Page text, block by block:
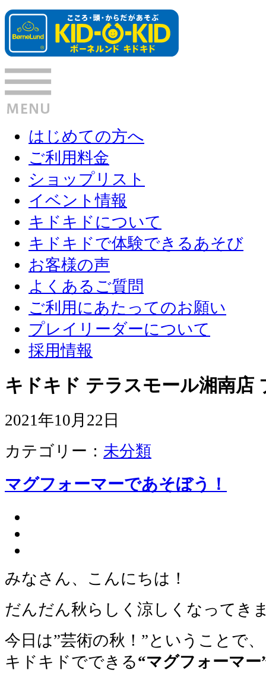
はじめての方へ
ご利用料金
ショップリスト
イベント情報
キドキドについて
キドキドで体験できるあそび
お客様の声
よくあるご質問
ご利用にあたってのお願い
プレイリーダーについて
採用情報
キドキド テラスモール湘南店
2021年10月22日
カテゴリー： 未分類
マグフォーマーであそぼう！
みなさん、こんにちは！
だんだん秋らしく涼しくなってき
今日は”芸術の秋！”ということで、
キドキドでできる“マグフォーマー